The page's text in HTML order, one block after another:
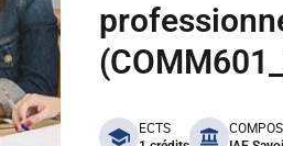
benefits
ECTS